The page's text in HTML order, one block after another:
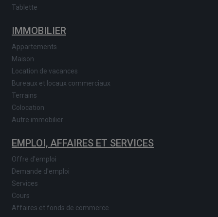
Tablette
IMMOBILIER
Appartements
Maison
Location de vacances
Bureaux et locaux commerciaux
Terrains
Colocation
Autre immobilier
EMPLOI, AFFAIRES ET SERVICES
Offre d'emploi
Demande d'emploi
Services
Cours
Affaires et fonds de commerce